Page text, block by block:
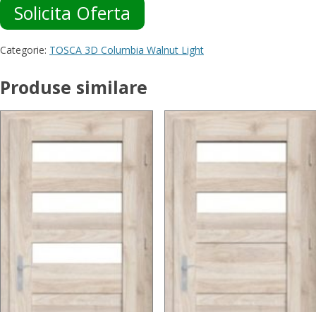
Solicita Oferta
Categorie: TOSCA 3D Columbia Walnut Light
Produse similare